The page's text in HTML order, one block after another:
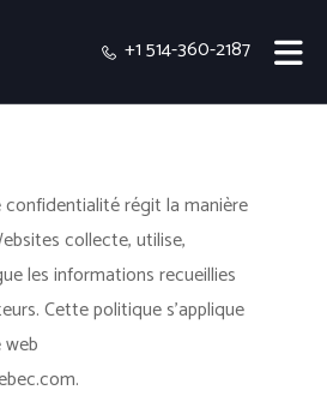
+1 514-360-2187
régit la manière
collecte, utilise,
les informations recueillies
Cette politique s'applique